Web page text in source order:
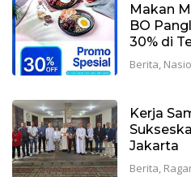
Makan
BO
30% di
Berita,
Kerja
Jakarta
Berita,